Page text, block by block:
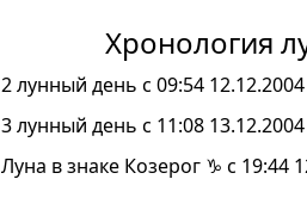
Хронология
2 лунный день с 09:54 12.12.2004
3 лунный день с 11:08 13.12.2004
Луна в знаке Козерог ♑ с 19:44